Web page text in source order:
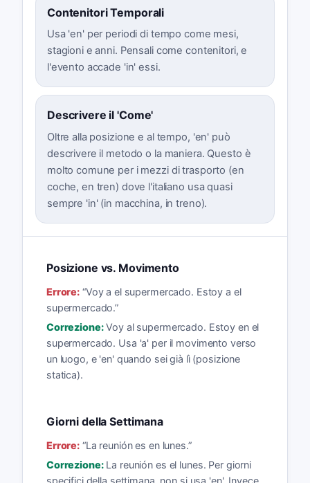
Contenitori Temporali
Usa 'en' per periodi di tempo come mesi,
stagioni e anni. Pensali come contenitori, e
l'evento accade 'in' essi.
Descrivere il 'Come'
Oltre alla posizione e al tempo, 'en' può
descrivere il metodo o la maniera. Questo è
molto comune per i mezzi di trasporto (en
coche, en tren) dove l'italiano usa quasi
sempre 'in' (in macchina, in treno).
Posizione vs. Movimento
Errore: “Voy a el supermercado. Estoy a el
supermercado.”
Correzione: Voy al supermercado. Estoy en el
supermercado. Usa 'a' per il movimento verso
un luogo, e 'en' quando sei già lì (posizione
statica).
Giorni della Settimana
Errore: “La reunión es en lunes.”
Correzione: La reunión es el lunes. Per giorni